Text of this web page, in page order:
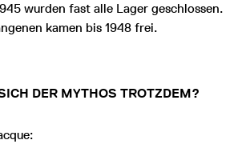
wurden fast alle Lager geschlossen.
kamen bis 1948 frei.
DER MYTHOS TROTZDEM?